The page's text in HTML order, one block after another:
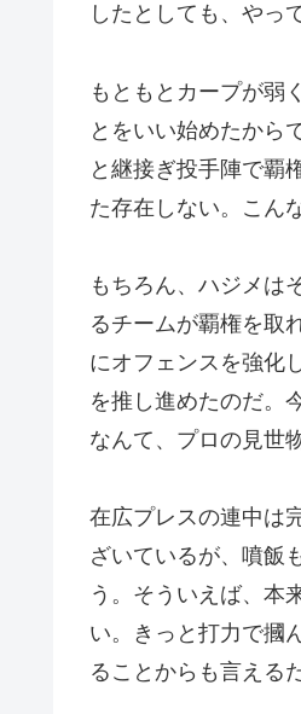
したとしても、やっ
もともとカープが弱
とをいい始めたから
と継接ぎ投手陣で覇
た存在しない。こん
もちろん、ハジメは
るチームが覇権を取
にオフェンスを強化
を推し進めたのだ。
なんて、プロの見世
在広プレスの連中は
ざいているが、噴飯
う。そういえば、本
い。きっと打力で摑
ることからも言える